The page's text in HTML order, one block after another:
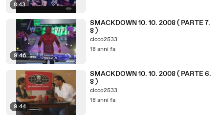
8:43
9:46
SMACKDOWN 10. 10. 2008 ( PARTE 7.
8 )
cicco2533
18 anni fa
9:44
SMACKDOWN 10. 10. 2008 ( PARTE 6.
8 )
cicco2533
18 anni fa